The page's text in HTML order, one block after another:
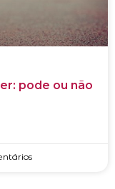
pode ou não